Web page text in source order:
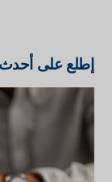
إطلع على أحدث